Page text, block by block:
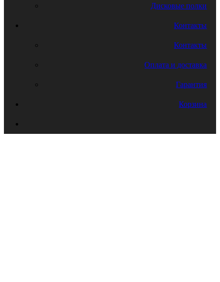
Дисковые полки
Контакты
Контакты
Оплата и доставка
Гарантия
Корзина